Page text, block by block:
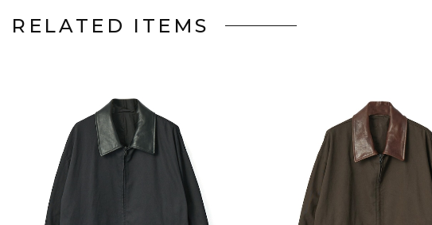
RELATED ITEMS